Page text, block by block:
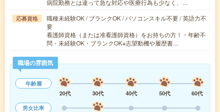
病院勤務とは違って急な対応や医療行為も少なく、…
応募資格
職種未経験OK / ブランクOK / パソコンスキル不要 / 英語力不
要
看護師資格（または准看護師資格）をお持ちの方！・年齢不
問・未経験OK・ブランクOK※志望動機や履歴書…
職場の雰囲気
年齢層
20代
30代 40代 50代
60代
男女比率